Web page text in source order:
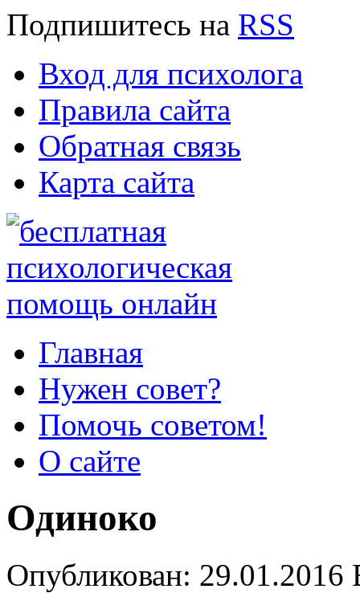
Подпишитесь на RSS
Вход для психолога
Правила сайта
Обратная связь
Карта сайта
Главная
Нужен совет?
Помочь советом!
О сайте
Одиноко
Опубликован: